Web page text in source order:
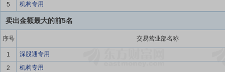
5
机构专用
卖出金额最大的前5名
序号 交易营业部名称
1
深股通专用
2
机构专用